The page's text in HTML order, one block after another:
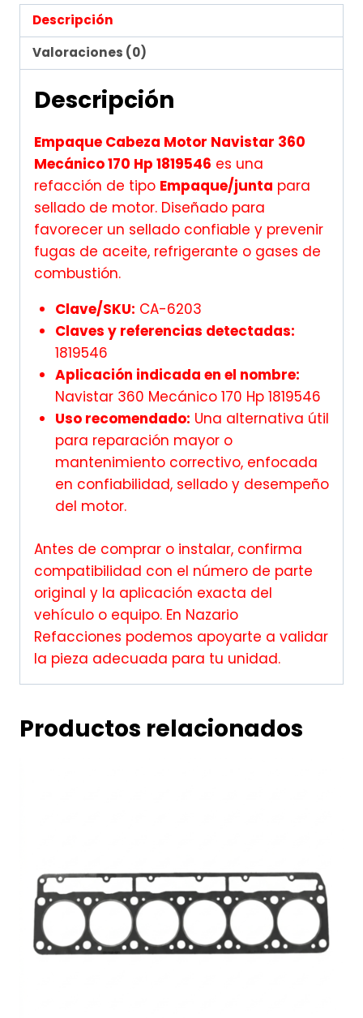
Descripción
Valoraciones (0)
Descripción
Empaque Cabeza Motor Navistar 360
Mecánico 170 Hp 1819546 es una
refacción de tipo Empaque/junta para
sellado de motor. Diseñado para
favorecer un sellado confiable y prevenir
fugas de aceite, refrigerante o gases de
combustión.
Clave/SKU: CA-6203
Claves y referencias detectadas:
1819546
Aplicación indicada en el nombre:
Navistar 360 Mecánico 170 Hp 1819546
Uso recomendado: Una alternativa útil
para reparación mayor o
mantenimiento correctivo, enfocada
en confiabilidad, sellado y desempeño
del motor.
Antes de comprar o instalar, confirma
compatibilidad con el número de parte
original y la aplicación exacta del
vehículo o equipo. En Nazario
Refacciones podemos apoyarte a validar
la pieza adecuada para tu unidad.
Productos relacionados